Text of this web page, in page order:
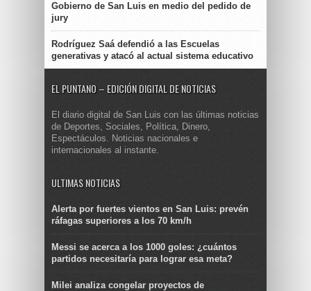
Gobierno de San Luis en medio del pedido de
jury
Rodríguez Saá defendió a las Escuelas
generativas y atacó al actual sistema educativo
EL PUNTANO – EDICIÓN DIGITAL DE NOTICIAS
El diario digital de San Luis con las últimas noticias
de Deportes, Sociales, Política, Dinero,
Espectáculos. Noticias nacionales e
internacionales al instante.
ULTIMAS NOTICIAS
Alerta por fuertes vientos en San Luis: prevén
ráfagas superiores a los 70 km/h
Messi se acerca a los 1000 goles: ¿cuántos
partidos necesitaría para lograr esa meta?
Milei analiza congelar proyectos de